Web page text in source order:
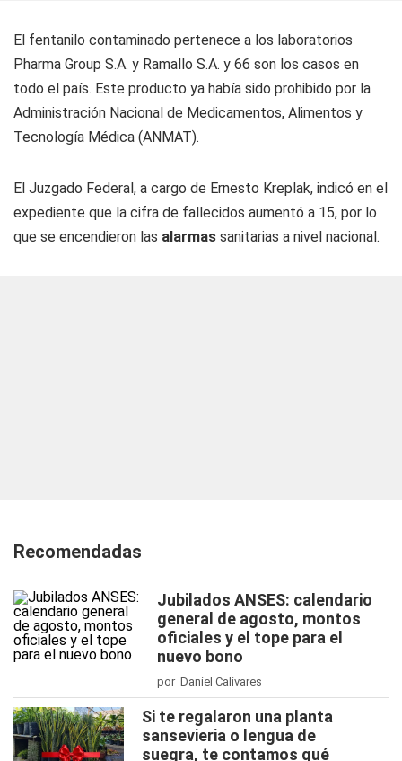
El fentanilo contaminado pertenece a los laboratorios
Pharma Group S.A. y Ramallo S.A. y 66 son los casos en
todo el país. Este producto ya había sido prohibido por la
Administración Nacional de Medicamentos, Alimentos y
Tecnología Médica (ANMAT).
El Juzgado Federal, a cargo de Ernesto Kreplak, indicó en el
expediente que la cifra de fallecidos aumentó a 15, por lo
que se encendieron las alarmas sanitarias a nivel nacional.
Recomendadas
Jubilados ANSES: calendario
general de agosto, montos
oficiales y el tope para el
nuevo bono
por Daniel Calivares
Si te regalaron una planta
sansevieria o lengua de
suegra, te contamos qué